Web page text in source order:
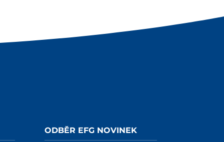
ODBĚR EFG NOVINEK